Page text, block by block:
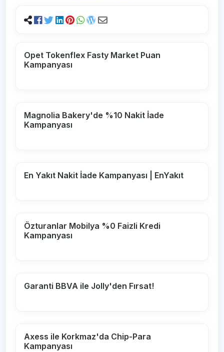
Opet Tokenflex Fasty Market Puan
Kampanyası
Magnolia Bakery'de %10 Nakit İade
Kampanyası
En Yakıt Nakit İade Kampanyası | EnYakıt
Özturanlar Mobilya %0 Faizli Kredi
Kampanyası
Garanti BBVA ile Jolly'den Fırsat!
Axess ile Korkmaz'da Chip-Para
Kampanyası